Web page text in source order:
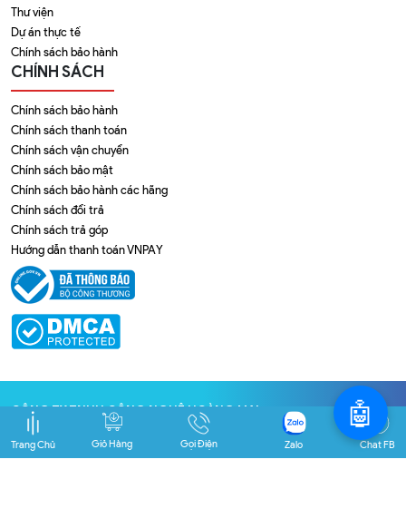
🤖
Thư viện
Dự án thực tế
Chính sách bảo hành
CHÍNH SÁCH
Chính sách bảo hành
Chính sách thanh toán
Chính sách vận chuyển
Chính sách bảo mật
Chính sách bảo hành các hãng
Chính sách đổi trả
Chính sách trả góp
Hướng dẫn thanh toán VNPAY
CÔNG TY TNHH CÔNG NGHỆ HOÀNG MAI
Địa chỉ
: 184/41 Nguyễn Xí, P. Bình Thạnh, TP. HCM
GPĐKKD số0309474284do Sở KHĐT Tp. HCM cấp ngày29/10/2009
Trang Chủ Giỏ Hàng Gọi Điện Zalo Chat FB